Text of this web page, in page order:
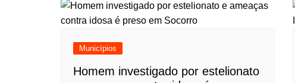
Municípios
Homem investigado por estelionato